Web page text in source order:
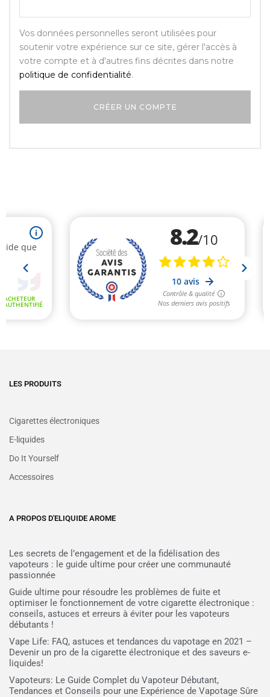
Vos données personnelles seront utilisées pour
soutenir votre expérience sur ce site, gérer l'accès à
votre compte et à d'autres fins décrites dans notre
politique de confidentialité.
LES PRODUITS
Cigarettes électroniques
E-liquides
Do It Yourself
Accessoires
A PROPOS D'ELIQUIDE AROME
Les secrets de l’engagement et de la fidélisation des
vapoteurs : le guide ultime pour créer une communauté
passionnée
Guide ultime pour résoudre les problèmes de fuite et
optimiser le fonctionnement de votre cigarette électronique :
conseils, astuces et erreurs à éviter pour les vapoteurs
débutants !
Vape Life: FAQ, astuces et tendances du vapotage en 2021 –
Devenir un pro de la cigarette électronique et des saveurs e-
liquides!
Vapoteurs: Le Guide Complet du Vapoteur Débutant,
Tendances et Conseils pour une Expérience de Vapotage Sûre